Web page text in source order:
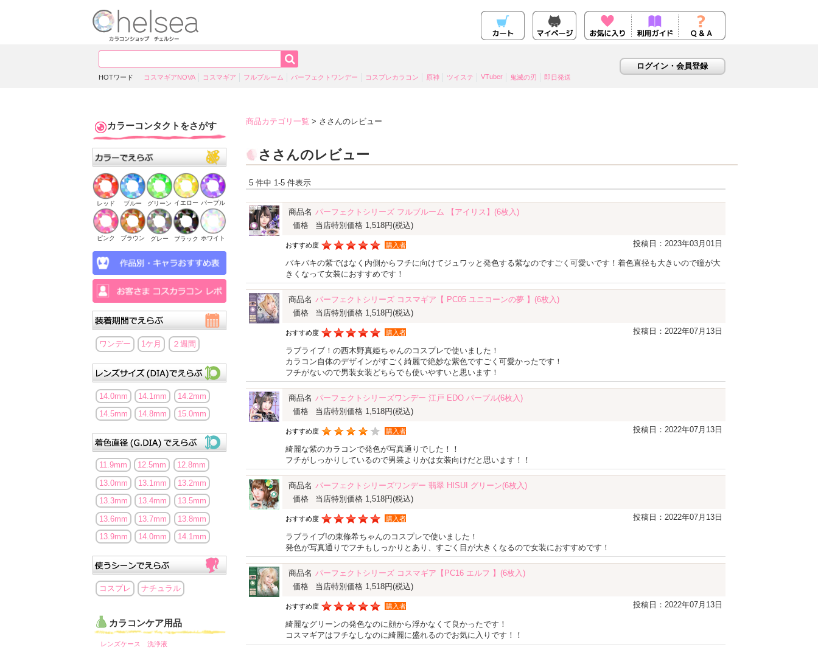
HOTワード コスマギアNOVA コスマギア フルブルーム パーフェクトワンデー コスプレカラコン 原神 ツイステ VTuber 鬼滅の刃 即日発送
カラーコンタクトをさがす
レッド ブルー グリーン イエロー パープル
ピンク ブラウン グレー ブラック ホワイト
ワンデー 1ケ月 ２週間
14.0mm 14.1mm
14.2mm
14.5mm
14.8mm 15.0mm
11.9mm 12.5mm
12.8mm
13.0mm
13.1mm
13.2mm
13.3mm
13.4mm
13.5mm
13.6mm
13.7mm
13.8mm
13.9mm
14.0mm 14.1mm
コスプレ ナチュラル
カラコンケア用品
レンズケース 洗浄液
商品カテゴリ一覧 > ささんのレビュー
ささんのレビュー
5 件中 1-5 件表示
商品名 パーフェクトシリーズ フルブルーム 【アイリス】(6枚入)
価格
当店特別価格 1,518円(税込)
投稿日：2023年03月01日
おすすめ度 購入者
バキバキの紫ではなく内側からフチに向けてジュワッと発色する紫なのですごく可愛いです！着色直径も大きいので瞳が大
きくなって女装におすすめです！
商品名 パーフェクトシリーズ コスマギア【 PC05 ユニコーンの夢 】(6枚入)
価格
当店特別価格 1,518円(税込)
投稿日：2022年07月13日
おすすめ度 購入者
ラブライブ！の西木野真姫ちゃんのコスプレで使いました！
カラコン自体のデザインがすごく綺麗で絶妙な紫色ですごく可愛かったです！
フチがないので男装女装どちらでも使いやすいと思います！
商品名 パーフェクトシリーズワンデー 江戸 EDO パープル(6枚入)
価格
当店特別価格 1,518円(税込)
投稿日：2022年07月13日
おすすめ度 購入者
綺麗な紫のカラコンで発色が写真通りでした！！
フチがしっかりしているので男装よりかは女装向けだと思います！！
商品名 パーフェクトシリーズワンデー 翡翠 HISUI グリーン(6枚入)
価格
当店特別価格 1,518円(税込)
投稿日：2022年07月13日
おすすめ度 購入者
ラブライブ!の東條希ちゃんのコスプレで使いました！
発色が写真通りでフチもしっかりとあり、すごく目が大きくなるので女装におすすめです！
商品名 パーフェクトシリーズ コスマギア【PC16 エルフ 】(6枚入)
価格
当店特別価格 1,518円(税込)
投稿日：2022年07月13日
おすすめ度 購入者
綺麗なグリーンの発色なのに顔から浮かなくて良かったです！
コスマギアはフチなしなのに綺麗に盛れるのでお気に入りです！！